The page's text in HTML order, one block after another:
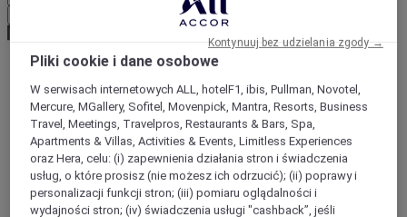
World
Asia
China
CHONGQING - municipality
Pliki cookie i dane osobowe
W serwisach internetowych ALL, hotelF1, ibis, Pullman, Novotel,
Mercure, MGallery, Sofitel, Movenpick, Mantra, Resorts, Business
Travel, Meetings, Travelpros, Restaurants & Bars, Spa,
Apartments & Villas, Activities & Events, Limitless Experiences
oraz Hera, celu: (i) zapewnienia działania stron i świadczenia
usług, o które prosisz (nie możesz ich odrzucić); (ii) poprawy i
personalizacji funkcji stron; (iii) pomiaru oglądalności i
wydajności stron; (iv) świadczenia usługi "cashback”, jeśli
Kontynuuj bez udzielania zgody →